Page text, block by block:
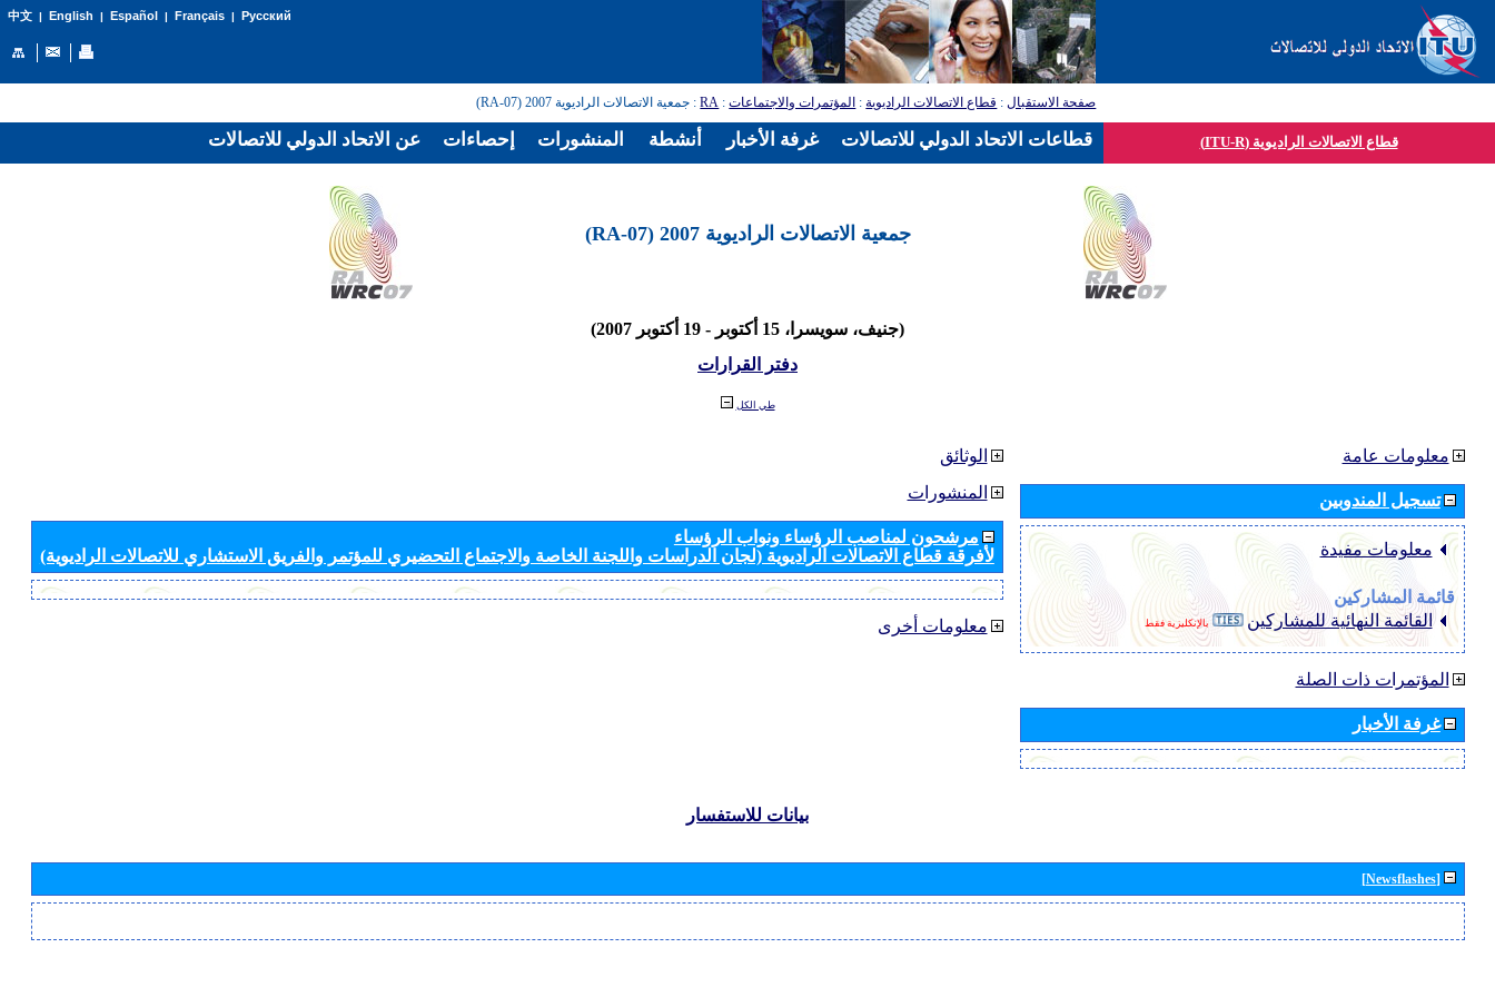
中文| English | Español | Français| Русский
صفحة الاستقبال: قطاع الاتصالات الراديوية: المؤتمرات والاجتماعات:
RA: جمعية الاتصالات الراديوية 2007 (RA-07)
قطاع الاتصالات الراديوية (ITU-R)
جمعية الاتصالات الراديوية 2007 (RA-07)
(جنيف، سويسرا، 15 أكتوبر - 19 أكتوبر 2007)
دفتر القرارات
طي الكل
الوثائق
المنشورات
مرشحون لمناصب الرؤساء ونواب الرؤساء
لأفرقة قطاع الاتصالات الراديوية (لجان الدراسات واللجنة الخاصة والاجتماع التحضيري للمؤتمر والفريق الاستشاري للاتصالات الراديوية)
معلومات أخرى
معلومات عامة
تسجيل المندوبين
معلومات مفيدة
قائمة المشاركين
القائمة النهائية للمشاركين
بالإنكليزية فقط
المؤتمرات ذات الصلة
غرفة الأخبار
بيانات للاستفسار
[Newsflashes]
عن الاتحاد الدولي للاتصالات إحصاءات المنشورات أنشطة غرفة الأخبار قطاعات الاتحاد الدولي للاتصالات